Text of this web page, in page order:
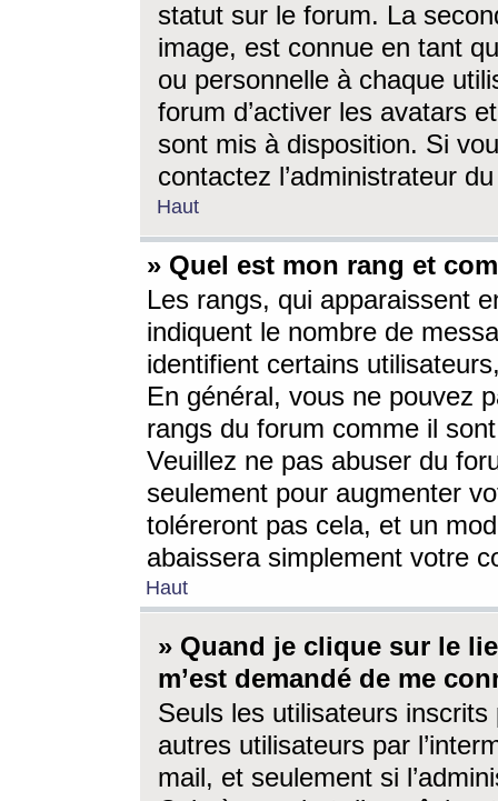
statut sur le forum. La
image, est connue en tant
ou personnelle à chaque
forum d’activer les avatars
sont mis à disposition. Si
contactez l’administrateur
Haut
» Quel est mon rang et
Les rangs, qui apparaissent
indiquent le nombre de
identifient certains
En général, vous ne pouvez
rangs du forum comme il
Veuillez ne pas abuser du
seulement pour augmenter
toléreront pas cela, et un
abaissera simplement votre
Haut
» Quand je clique sur le
m’est demandé de me
Seuls les utilisateurs
autres utilisateurs par
mail, et seulement si